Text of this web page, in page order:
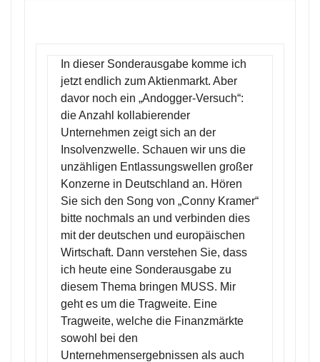
In dieser Sonderausgabe komme ich
jetzt endlich zum Aktienmarkt. Aber
davor noch ein „Andogger-Versuch“:
die Anzahl kollabierender
Unternehmen zeigt sich an der
Insolvenzwelle. Schauen wir uns die
unzähligen Entlassungswellen großer
Konzerne in Deutschland an. Hören
Sie sich den Song von „Conny Kramer“
bitte nochmals an und verbinden dies
mit der deutschen und europäischen
Wirtschaft. Dann verstehen Sie, dass
ich heute eine Sonderausgabe zu
diesem Thema bringen MUSS. Mir
geht es um die Tragweite. Eine
Tragweite, welche die Finanzmärkte
sowohl bei den
Unternehmensergebnissen als auch